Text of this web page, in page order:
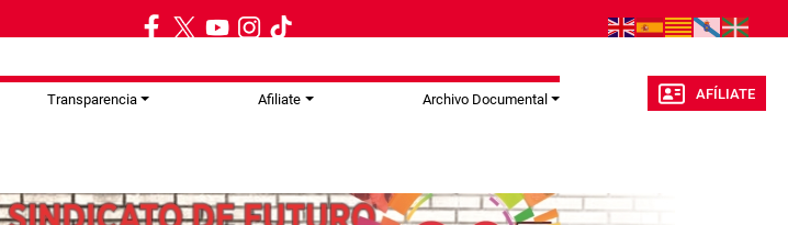
Transparencia Afiliate Archivo Documental AFÍLIATE